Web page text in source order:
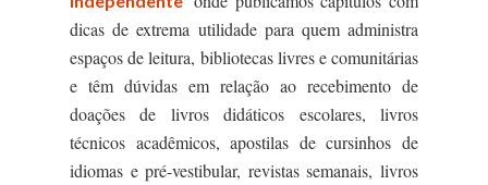
dicas de extrema utilidade para quem administra
espaços de leitura, bibliotecas livres e comunitárias
e têm dúvidas em relação ao recebimento de
doações de livros didáticos escolares, livros
técnicos acadêmicos, apostilas de cursinhos de
idiomas e pré-vestibular, revistas semanais, livros